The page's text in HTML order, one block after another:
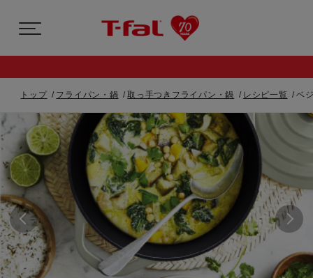
トップ フライパン・鍋 取っ手つきフライパン・鍋 レシピ一覧 ベ